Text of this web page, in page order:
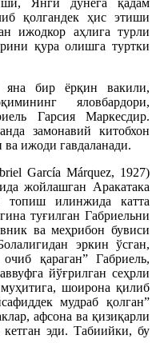
қолгандек ҳис этиши
ижодкор аҳлига турли
қура олишга туртки
яна бир ёрқин вакили,
яловбардори,
Гарсия Маркесдир.
замонавий китобхон
ва ижоди гавдаланади.
García Márquez, 1927)
жойлашган Аракатака
топиш илинжида катта
туғилган Габриельни
ва меҳрибон бувиси
эркин ўсган,
қараган” Габриель,
йўғрилган сеҳрли
шоирона қилиб
мудраб қолган”
афсона ва қизиқарли
эди. Табиийки, бу